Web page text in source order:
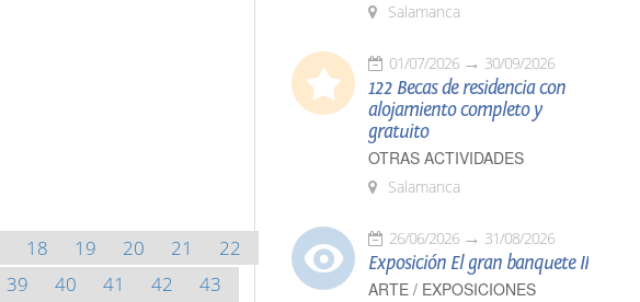
18 19 20 21
22
39 40 41 42
43
Salamanca
01/07/2026 30/09/2026
122 Becas de residencia con
alojamiento completo y
gratuito
OTRAS ACTIVIDADES
Salamanca
26/06/2026 31/08/2026
Exposición El gran banquete II
ARTE / EXPOSICIONES